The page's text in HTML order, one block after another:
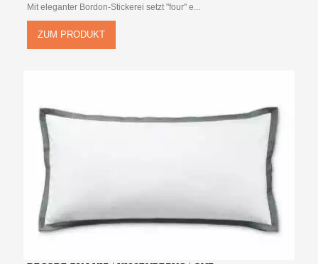
Mit eleganter Bordon-Stickerei setzt "four" e...
ZUM PRODUKT